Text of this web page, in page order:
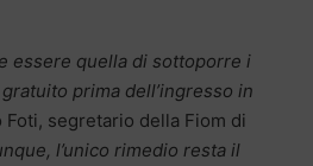
essere quella di sottoporre i
prima dell’ingresso in
Foti, segretario della Fiom di
l’unico rimedio resta il